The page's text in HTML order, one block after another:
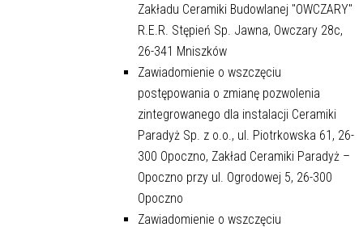
Zakładu Ceramiki Budowlanej "OWCZARY"
R.E.R. Stępień Sp. Jawna, Owczary 28c,
26-341 Mniszków
Zawiadomienie o wszczęciu
postępowania o zmianę pozwolenia
zintegrowanego dla instalacji Ceramiki
Paradyż Sp. z o.o., ul. Piotrkowska 61, 26-
300 Opoczno, Zakład Ceramiki Paradyż –
Opoczno przy ul. Ogrodowej 5, 26-300
Opoczno
Zawiadomienie o wszczęciu